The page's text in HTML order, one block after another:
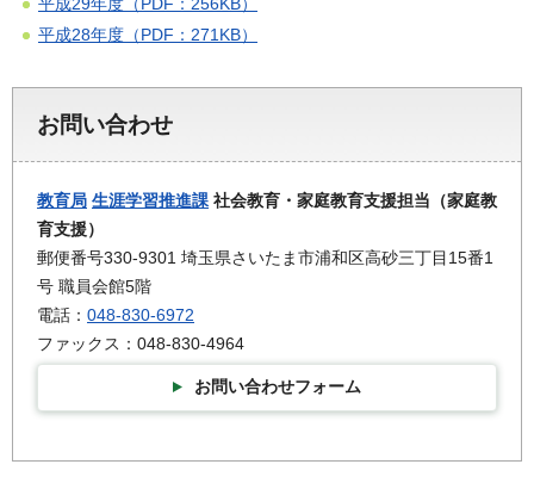
平成29年度（PDF：256KB）
平成28年度（PDF：271KB）
お問い合わせ
教育局 生涯学習推進課 社会教育・家庭教育支援担当（家庭教
育支援）
郵便番号330-9301 埼玉県さいたま市浦和区高砂三丁目15番1
号 職員会館5階
電話： 048-830-6972
ファックス：048-830-4964
お問い合わせフォーム